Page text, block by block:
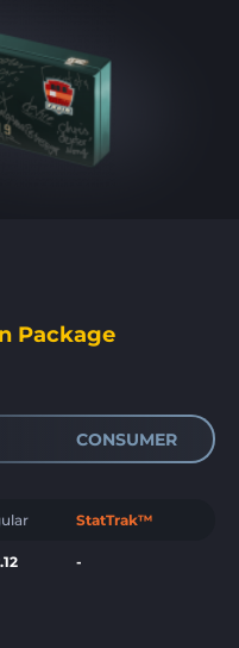
Package
CONSUMER
StatTrak™
-